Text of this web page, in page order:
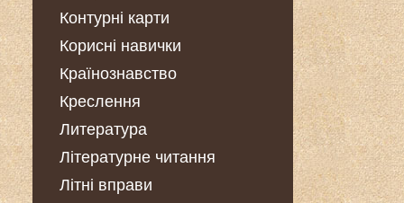
Контурні карти
Корисні навички
Країнознавство
Креслення
Литература
Літературне читання
Літні вправи